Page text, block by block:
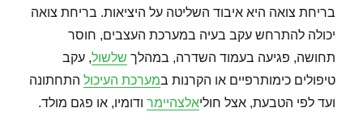
בריחת צואה היא איבוד השליטה על היציאות. בריחת צואה
יכולה להתרחש עקב בעיה במערכת העצבים, חוסר
תחושה, פגיעה בעמוד השדרה, במהלך שלשול, עקב
טיפולים כימותרפיים או הקרנות במערכת העיכול התחתונה
ועד לפי הטבעת, אצל חוליאלצהיימר ודומיו, או פגם מולד.